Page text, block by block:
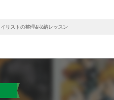
リストの整理&収納レッスン